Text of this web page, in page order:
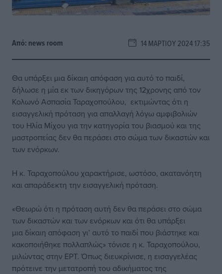
Από: news room 14 ΜΑΡΤΊΟΥ 2024 17:35
Θα υπάρξει μια δίκαιη απόφαση για αυτό το παιδί,
δήλωσε η μία εκ των δικηγόρων της 12χρονης από τον
Κολωνό Ασπασία Ταραχοπούλου, εκτιμώντας ότι η
εισαγγελική πρόταση για απαλλαγή λόγω αμφιβολιών
του Ηλία Μίχου για την κατηγορία του βιασμού και της
μαστροπείας δεν θα περάσει στο σώμα των δικαστών και
των ενόρκων.
Η κ. Ταραχοπούλου χαρακτήρισε, ωστόσο, ακατανόητη
και απαράδεκτη την εισαγγελική πρόταση.
«Θεωρώ ότι η πρόταση αυτή δεν θα περάσει στο σώμα
των δικαστών και των ενόρκων και ότι θα υπάρξει
μια δίκαιη απόφαση γι’ αυτό το παιδί που βιάστηκε και
κακοποιήθηκε πολλαπλώς» τόνισε η κ. Ταραχοπούλου,
μιλώντας στην ΕΡΤ. Όπως διευκρίνισε, η εισαγγελέας
πρότεινε την μετατροπή του αδικήματος της